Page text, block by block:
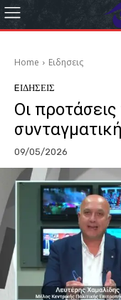
Home Eιδησεις
EΙΔΗΣΕΙΣ
Οι
09/05/2026